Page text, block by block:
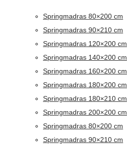
Springmadras 80×200 cm
Springmadras 90×210 cm
Springmadras 120×200 cm
Springmadras 140×200 cm
Springmadras 160×200 cm
Springmadras 180×200 cm
Springmadras 180×210 cm
Springmadras 200×200 cm
Springmadras 80×200 cm
Springmadras 90×210 cm